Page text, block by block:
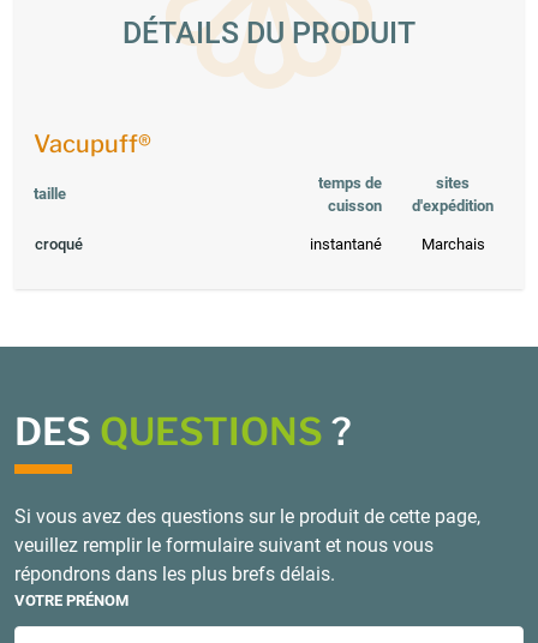
DÉTAILS DU PRODUIT
Vacupuff®
taille
temps de
cuisson
sites
d'expédition
croqué instantané Marchais
DES QUESTIONS ?
Si vous avez des questions sur le produit de cette page,
veuillez remplir le formulaire suivant et nous vous
répondrons dans les plus brefs délais.
VOTRE PRÉNOM